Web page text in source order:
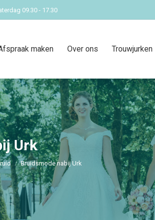
09.30 - 17.30
maken Over ons Trouwjurken
Urk
Bruidsmode nabij Urk